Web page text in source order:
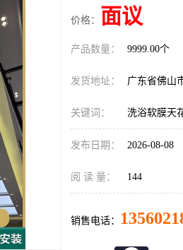
价格： 面议
产品数量： 9999.00个
发货地址： 广东省佛山
关键词： 洗浴软膜天
发布日期： 2026-08-08
阅 读 量： 144
销售电话：